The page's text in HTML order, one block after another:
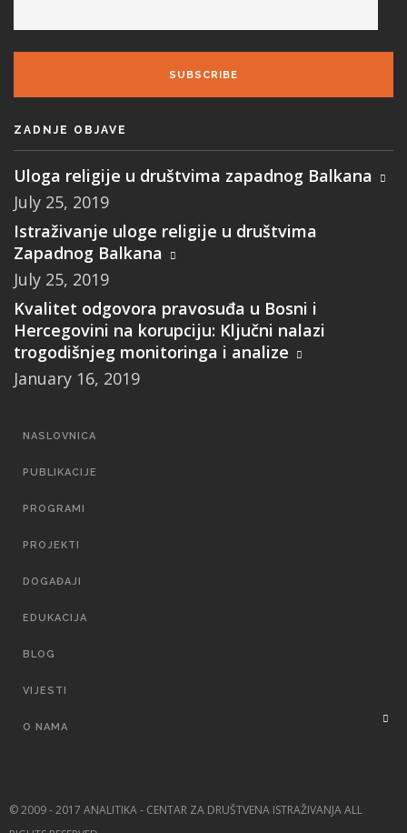
SUBSCRIBE
ZADNJE OBJAVE
Uloga religije u društvima zapadnog Balkana
July 25, 2019
Istraživanje uloge religije u društvima
Zapadnog Balkana
July 25, 2019
Kvalitet odgovora pravosuđa u Bosni i
Hercegovini na korupciju: Ključni nalazi
trogodišnjeg monitoringa i analize
January 16, 2019
MAIN
NASLOVNICA
PUBLIKACIJE
PROGRAMI
PROJEKTI
DOGAĐAJI
EDUKACIJA
BLOG
VIJESTI
O NAMA
© 2009 - 2017 ANALITIKA - CENTAR ZA DRUŠTVENA ISTRAŽIVANJA ALL